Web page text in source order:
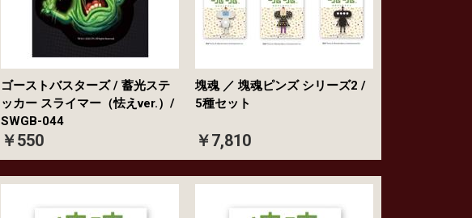
ゴーストバスターズ / 蓄光ステ
ッカー スライマー（怯えver.）/
SWGB-044
￥550
塊魂 ／ 塊魂ピンズ シリーズ2 /
5種セット
￥7,810